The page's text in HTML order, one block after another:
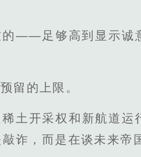
——足够高到显示诚
留的上限。
土开采权和新航道运
诈，而是在谈未来帝